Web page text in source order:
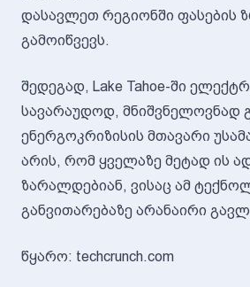
დასავლეთ რეგიონში ფასების
გამოიწვევს.
შედეგად, Lake Tahoe-ში
სავარაუდოდ, მნიშვნელოვნად
ენერგოკრიზისის მთავარი
არის, რომ ყველაზე მეტად ის
ზარალდებიან, ვისაც ამ
განვითარებაზე არანაირი
წყარო: techcrunch.com